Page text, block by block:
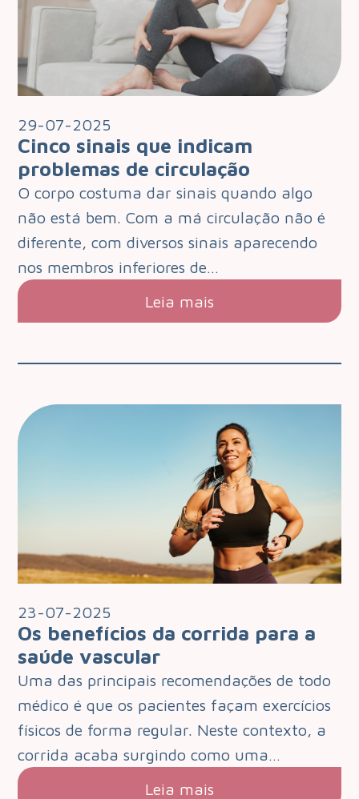
29-07-2025
Cinco sinais que indicam
problemas de circulação
O corpo costuma dar sinais quando algo
não está bem. Com a má circulação não é
diferente, com diversos sinais aparecendo
nos membros inferiores de…
Leia mais
23-07-2025
Os benefícios da corrida para a
saúde vascular
Uma das principais recomendações de todo
médico é que os pacientes façam exercícios
físicos de forma regular. Neste contexto, a
corrida acaba surgindo como uma…
Leia mais